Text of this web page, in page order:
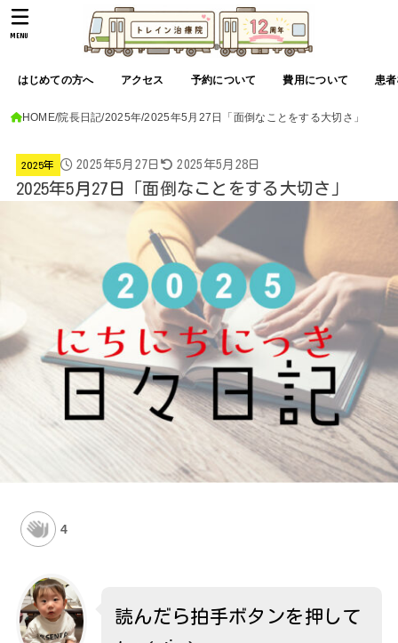
はじめての方へ アクセス 予約について 費用について 患
MENU
HOME 院長日記 2025年 2025年5月27日「面倒なことをする大切さ」
2025年 2025年5月27日 2025年5月28日
2025年5月27日「面倒なことをする大切さ」
4
読んだら拍手ボタンを押して